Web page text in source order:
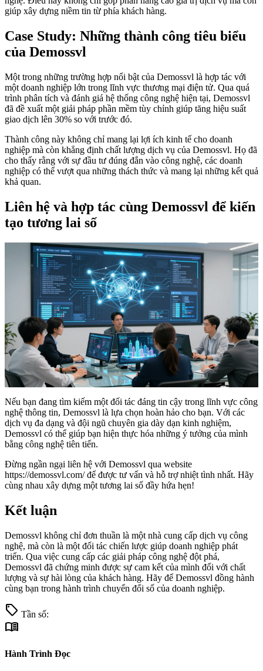
giúp xây dựng niềm tin từ phía khách hàng.
Case Study: Những thành công tiêu biểu
của Demossvl
Một trong những trường hợp nổi bật của Demossvl là hợp tác với
một doanh nghiệp lớn trong lĩnh vực thương mại điện tử. Qua quá
trình phân tích và đánh giá hệ thống công nghệ hiện tại, Demossvl
đã đề xuất một giải pháp phần mềm tùy chỉnh giúp tăng hiệu suất
giao dịch lên 30% so với trước đó.
Thành công này không chỉ mang lại lợi ích kinh tế cho doanh
nghiệp mà còn khẳng định chất lượng dịch vụ của Demossvl. Họ đã
cho thấy rằng với sự đầu tư đúng đắn vào công nghệ, các doanh
nghiệp có thể vượt qua những thách thức và mang lại những kết quả
khả quan.
Liên hệ và hợp tác cùng Demossvl để kiến
tạo tương lai số
Nếu bạn đang tìm kiếm một đối tác đáng tin cậy trong lĩnh vực công
nghệ thông tin, Demossvl là lựa chọn hoàn hảo cho bạn. Với các
dịch vụ đa dạng và đội ngũ chuyên gia dày dạn kinh nghiệm,
Demossvl có thể giúp bạn hiện thực hóa những ý tưởng của mình
bằng công nghệ tiên tiến.
Đừng ngần ngại liên hệ với Demossvl qua website
https://demossvl.com/ để được tư vấn và hỗ trợ nhiệt tình nhất. Hãy
cùng nhau xây dựng một tương lai số đầy hứa hẹn!
Kết luận
Demossvl không chỉ đơn thuần là một nhà cung cấp dịch vụ công
nghệ, mà còn là một đối tác chiến lược giúp doanh nghiệp phát
triển. Qua việc cung cấp các giải pháp công nghệ đột phá,
Demossvl đã chứng minh được sự cam kết của mình đối với chất
lượng và sự hài lòng của khách hàng. Hãy để Demossvl đồng hành
cùng bạn trong hành trình chuyển đổi số của doanh nghiệp.
sell Tần số:
menu_book
Hành Trình Đọc